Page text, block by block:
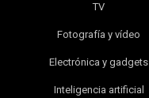
TV
Fotografía y vídeo
Electrónica y gadgets
Inteligencia artificial